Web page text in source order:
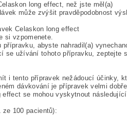
long effect, než jste měl(a)
může zvýšit pravděpodobnost
Celaskon long effect
si vzpomenete.
abyste nahradil(a)
se užívání tohoto přípravku, zeptejte
i tento přípravek nežádoucí účinky,
dávkování je přípravek velmi
effect se mohou vyskytnout
ze 100 pacientů):